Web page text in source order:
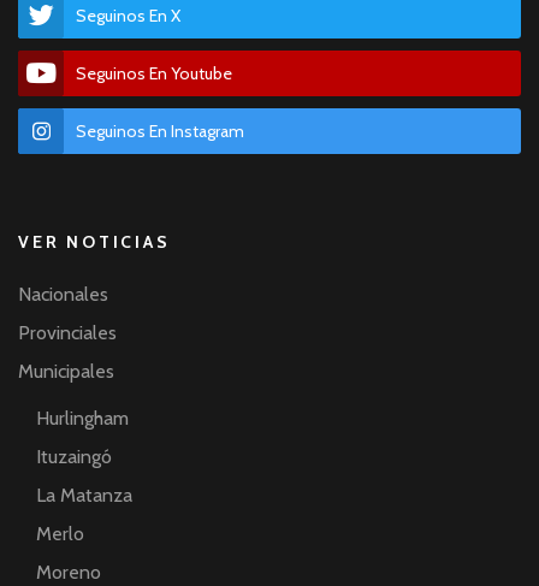
Seguinos En X
Seguinos En Youtube
Seguinos En Instagram
VER NOTICIAS
Nacionales
Provinciales
Municipales
Hurlingham
Ituzaingó
La Matanza
Merlo
Moreno